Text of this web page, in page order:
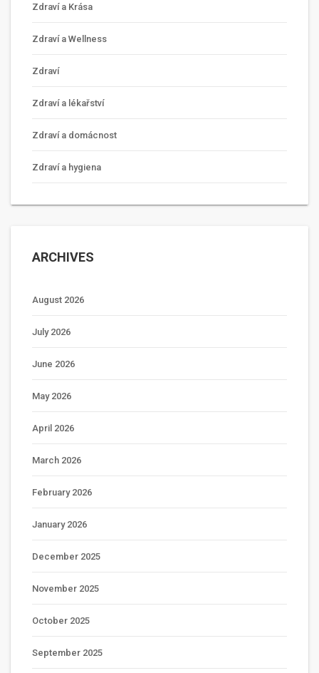
Zdraví a Krása
Zdraví a Wellness
Zdraví
Zdraví a lékařství
Zdraví a domácnost
Zdraví a hygiena
ARCHIVES
August 2026
July 2026
June 2026
May 2026
April 2026
March 2026
February 2026
January 2026
December 2025
November 2025
October 2025
September 2025